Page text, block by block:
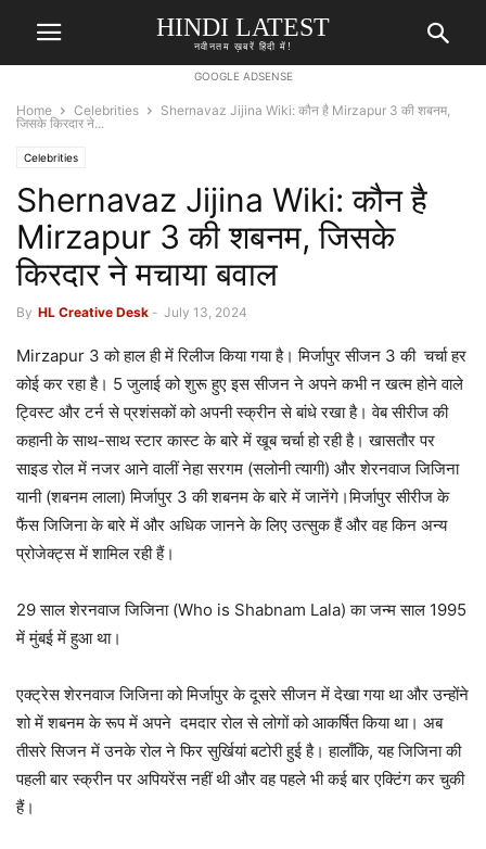
HINDI LATEST
नवीनतम ख़बरें हिंदी में!
GOOGLE ADSENSE
Home Celebrities
Shernavaz Jijina Wiki: कौन है Mirzapur 3 की शबनम,
जिसके किरदार ने...
Celebrities
Shernavaz Jijina Wiki: कौन है
Mirzapur 3 की शबनम, जिसके
किरदार ने मचाया बवाल
By HL Creative Desk - July 13, 2024
Mirzapur 3 को हाल ही में रिलीज किया गया है। मिर्जापुर सीजन 3 की चर्चा हर
कोई कर रहा है। 5 जुलाई को शुरू हुए इस सीजन ने अपने कभी न खत्म होने वाले
ट्विस्ट और टर्न से प्रशंसकों को अपनी स्क्रीन से बांधे रखा है। वेब सीरीज की
कहानी के साथ-साथ स्टार कास्ट के बारे में खूब चर्चा हो रही है। खासतौर पर
साइड रोल में नजर आने वालीं नेहा सरगम (सलोनी त्यागी) और शेरनवाज जिजिना
यानी (शबनम लाला) मिर्जापुर 3 की शबनम के बारे में जानेंगे।मिर्जापुर सीरीज के
फैंस जिजिना के बारे में और अधिक जानने के लिए उत्सुक हैं और वह किन अन्य
प्रोजेक्ट्स में शामिल रही हैं।
29 साल शेरनवाज जिजिना (Who is Shabnam Lala) का जन्म साल 1995
में मुंबई में हुआ था।
एक्ट्रेस शेरनवाज जिजिना को मिर्जापुर के दूसरे सीजन में देखा गया था और उन्होंने
शो में शबनम के रूप में अपने दमदार रोल से लोगों को आकर्षित किया था। अब
तीसरे सिजन में उनके रोल ने फिर सुर्खियां बटोरी हुई है। हालाँकि, यह जिजिना की
पहली बार स्क्रीन पर अपियरेंस नहीं थी और वह पहले भी कई बार एक्टिंग कर चुकी
हैं।